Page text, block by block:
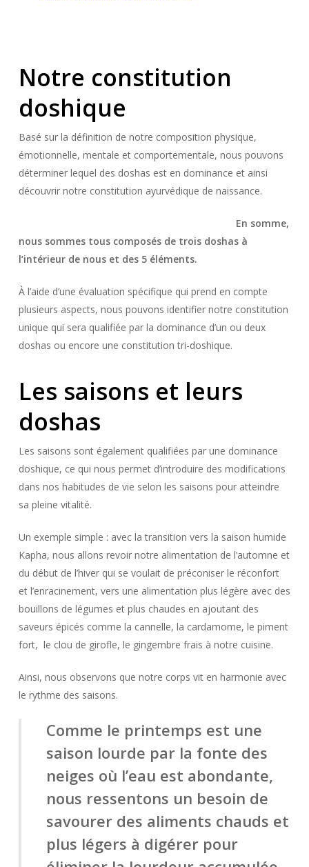
Notre constitution
doshique
Basé sur la définition de notre composition physique,
émotionnelle, mentale et comportementale, nous pouvons
déterminer lequel des doshas est en dominance et ainsi
découvrir notre constitution ayurvédique de naissance.
En somme,
nous sommes tous composés de trois doshas à
l’intérieur de nous et des 5 éléments.
À l’aide d’une évaluation spécifique qui prend en compte
plusieurs aspects, nous pouvons identifier notre constitution
unique qui sera qualifiée par la dominance d’un ou deux
doshas ou encore une constitution tri-doshique.
Les saisons et leurs
doshas
Les saisons sont également qualifiées par une dominance
doshique, ce qui nous permet d’introduire des modifications
dans nos habitudes de vie selon les saisons pour atteindre
sa pleine vitalité.
Un exemple simple : avec la transition vers la saison humide
Kapha, nous allons revoir notre alimentation de l’automne et
du début de l’hiver qui se voulait de préconiser le réconfort
et l’enracinement, vers une alimentation plus légère avec des
bouillons de légumes et plus chaudes en ajoutant des
saveurs épicés comme la cannelle, la cardamome, le piment
fort, le clou de girofle, le gingembre frais à notre cuisine.
Ainsi, nous observons que notre corps vit en harmonie avec
le rythme des saisons.
Comme le printemps est une
saison lourde par la fonte des
neiges où l’eau est abondante,
nous ressentons un besoin de
savourer des aliments chauds et
plus légers à digérer pour